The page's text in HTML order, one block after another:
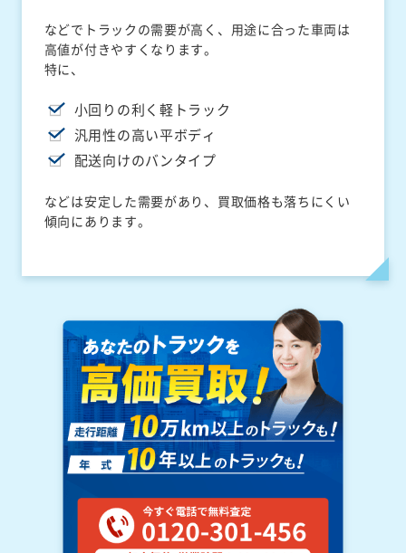
などでトラックの需要が高く、用途に合った車両は
高値が付きやすくなります。
特に、
小回りの利く軽トラック
汎用性の高い平ボディ
配送向けのバンタイプ
などは安定した需要があり、買取価格も落ちにくい
傾向にあります。